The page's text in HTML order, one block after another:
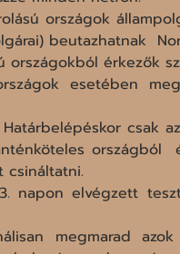
országok
beutazhatnak
országokból érkezők
esetében
csak
országból
csináltatni.
napon elvégzett
megmarad azok